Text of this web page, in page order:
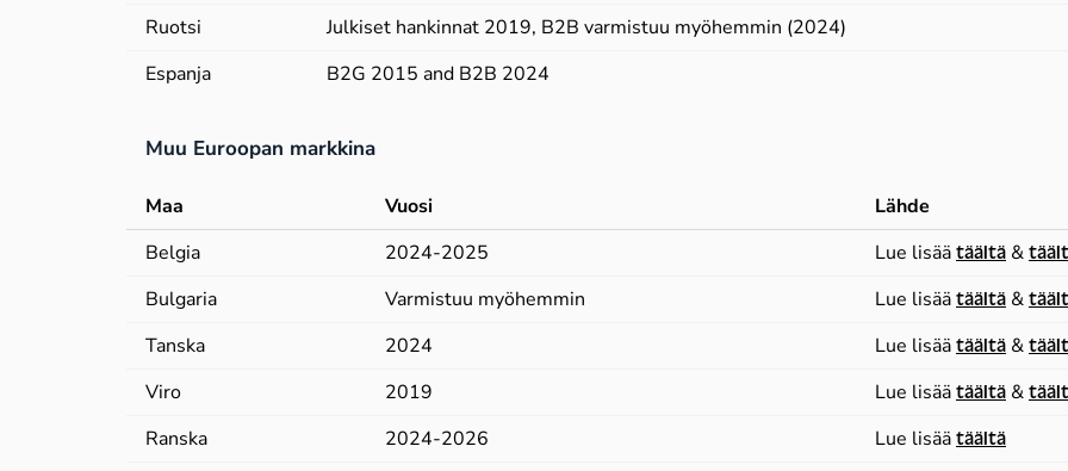
Ruotsi Julkiset hankinnat 2019, B2B varmistuu myöhemmin (2024)
Espanja B2G 2015 and B2B 2024
Muu Euroopan markkina
Maa Vuosi
Lähde
Belgia
2024-2025 Lue lisää täältä &
Bulgaria Varmistuu myöhemmin Lue lisää täältä &
Tanska 2024 Lue lisää täältä &
Viro 2019 Lue lisää täältä &
Ranska 2024-2026 Lue lisää täältä